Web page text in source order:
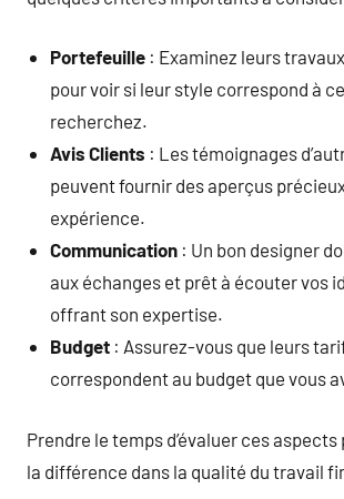
Portefeuille : Examinez leurs
pour voir si leur style correspond à
recherchez.
Avis Clients : Les témoignages
peuvent fournir des aperçus
expérience.
Communication : Un bon designer
aux échanges et prêt à écouter vos
offrant son expertise.
Budget : Assurez-vous que leurs
correspondent au budget que vous
Prendre le temps d’évaluer ces
la différence dans la qualité du travail